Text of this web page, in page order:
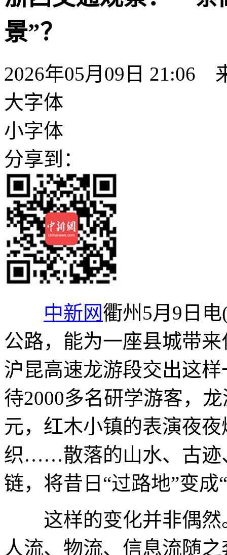
景”？
2026年05月09日 21:06
大字体
小字体
分享到：
中新网衢州5月9日
公路，能为一座县城带
沪昆高速龙游段交出这
待2000多名研学游客，
元，红木小镇的表演夜
织……散落的山水、古迹
链，将昔日“过路地”变成
这样的变化并非偶然
人流、物流、信息流随